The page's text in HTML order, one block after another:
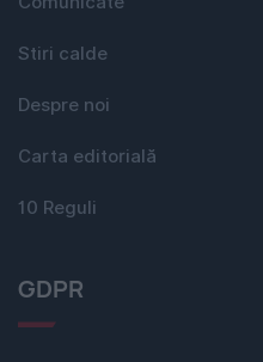
Stiri calde
Despre noi
Carta editorială
10 Reguli
GDPR